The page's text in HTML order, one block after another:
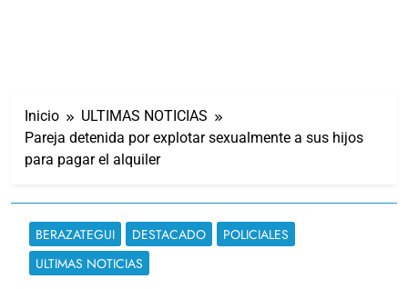
Inicio
ULTIMAS NOTICIAS
Pareja detenida por explotar sexualmente a sus hijos
para pagar el alquiler
BERAZATEGUI DESTACADO
POLICIALES
ULTIMAS NOTICIAS